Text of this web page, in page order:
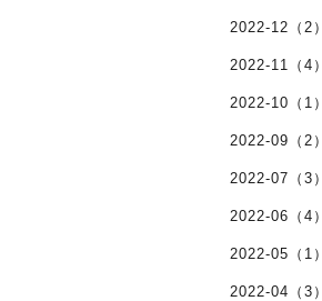
2022-12（2）
2022-11（4）
2022-10（1）
2022-09（2）
2022-07（3）
2022-06（4）
2022-05（1）
2022-04（3）